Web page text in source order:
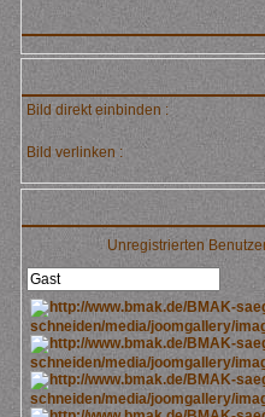
Bild direkt einbinden :
Bild verlinken :
Unregistrierten